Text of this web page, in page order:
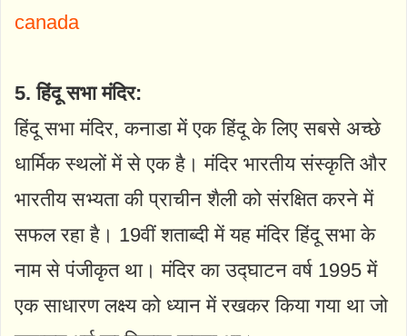
canada
5. हिंदू सभा मंदिर:
हिंदू सभा मंदिर, कनाडा में एक हिंदू के लिए सबसे अच्छे
धार्मिक स्थलों में से एक है। मंदिर भारतीय संस्कृति और
भारतीय सभ्यता की प्राचीन शैली को संरक्षित करने में
सफल रहा है। 19वीं शताब्दी में यह मंदिर हिंदू सभा के
नाम से पंजीकृत था। मंदिर का उद्घाटन वर्ष 1995 में
एक साधारण लक्ष्य को ध्यान में रखकर किया गया था जो